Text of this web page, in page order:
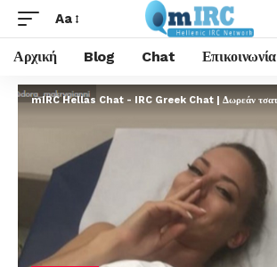
Aa
Αρχική Blog Chat Επικοινωνία